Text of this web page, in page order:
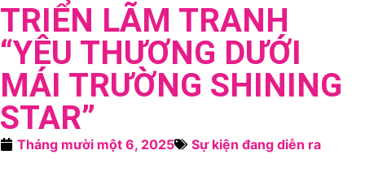
TRIỂN LÃM TRANH
“YÊU THƯƠNG DƯỚI
MÁI TRƯỜNG SHINING
STAR”
Tháng mười một 6, 2025 Sự kiện đang diễn ra